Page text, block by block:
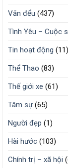
Văn đểu (437)
Tình Yêu – Cuộc
Tin hoạt động (11)
Thể Thao (83)
Thế giới xe (61)
Tâm sự(65)
Người đẹp (1)
Hài hước (103)
Chính trị – xã hội